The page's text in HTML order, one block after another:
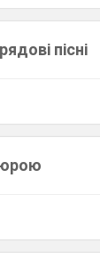
пісні